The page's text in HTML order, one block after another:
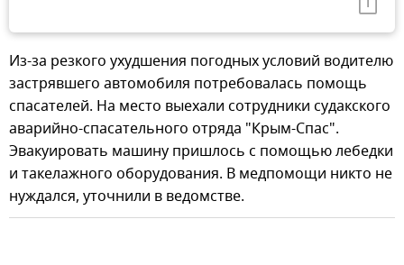
Из-за резкого ухудшения погодных условий водителю
застрявшего автомобиля потребовалась помощь
спасателей. На место выехали сотрудники судакского
аварийно-спасательного отряда "Крым-Спас".
Эвакуировать машину пришлось с помощью лебедки
и такелажного оборудования. В медпомощи никто не
нуждался, уточнили в ведомстве.